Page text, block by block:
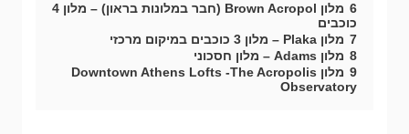
6
מלון Brown Acropol (חבר במלונות בראון) – מלון 4
כוכבים
7 מלון Plaka – מלון 3 כוכבים במיקום מרכזי
8 מלון Adams – מלון חסכוני
9
מלון Downtown Athens Lofts -The Acropolis
Observatory